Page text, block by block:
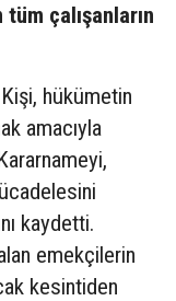
tüm çalışanların
hükümetin
amacıyla
kaydetti.
emekçilerin
kesintiden